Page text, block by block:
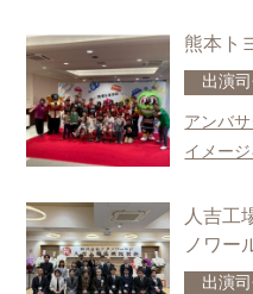
株式会社ヒトコト社
HP：https://hitokotosha.com/
熊本ト
出演
アンバ
イメー
人吉工
ノワー
出演